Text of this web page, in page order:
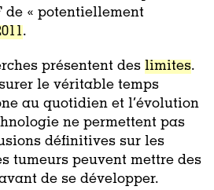
de « potentiellement
.
présentent des limites.
le véritable temps
au quotidien et l’évolution
ne permettent pas
définitives sur les
tumeurs peuvent mettre des
de se développer.